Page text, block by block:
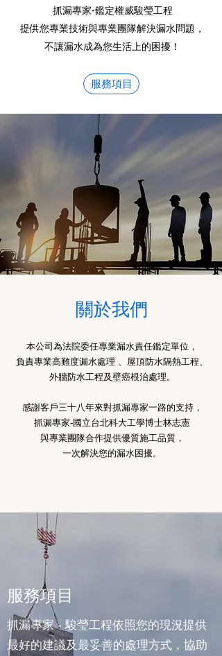
抓漏專家-鑑定權威駿瑩工程
提供您專業技術與專業團隊解決漏水問題，
不讓漏水成為您生活上的困擾！
服務項目
關於我們
本公司為法院委任專業漏水責任鑑定單位，
負責專業高難度漏水處理 、屋頂防水隔熱工程、
外牆防水工程及壁癌根治處理。
感謝客戶三十八年來對抓漏專家一路的支持，
抓漏專家-國立台北科大工學博士林志憲
與專業團隊合作提供優質施工品質，
一次解決您的漏水困擾。
服務項目
抓漏專家 - 駿瑩工程依照您的現況提供
最好的建議及最妥善的處理方式，協助